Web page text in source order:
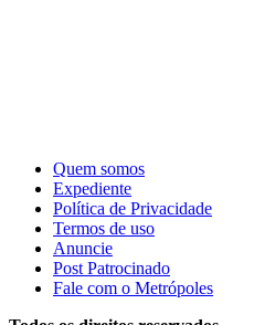
Quem somos
Expediente
Política de Privacidade
Termos de uso
Anuncie
Post Patrocinado
Fale com o Metrópoles